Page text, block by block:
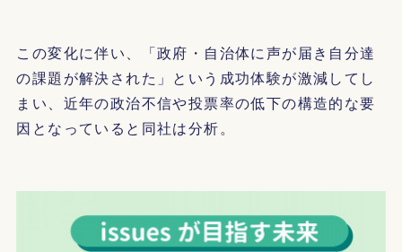
この変化に伴い、「政府・自治体に声が届き自分達
の課題が解決された」という成功体験が激減してし
まい、近年の政治不信や投票率の低下の構造的な要
因となっていると同社は分析。